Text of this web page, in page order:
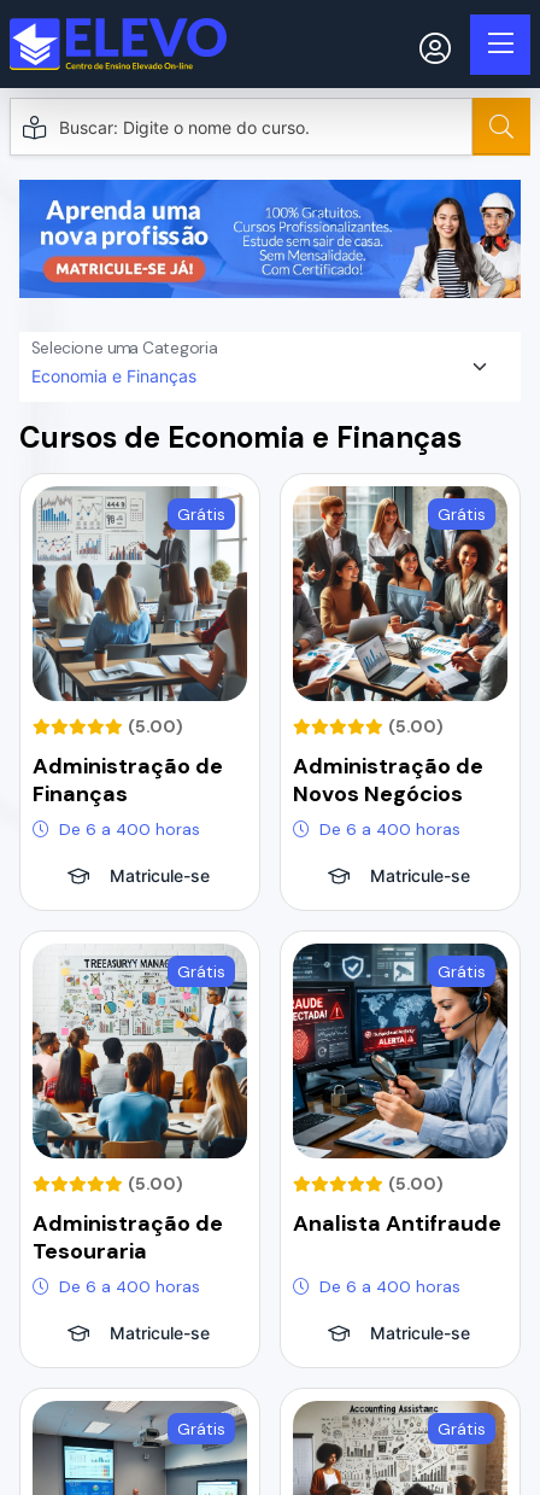
Selecione uma Categoria
Cursos de Economia e Finanças
Grátis
(5.00)
Administração de
Finanças
De 6 a 400 horas
Matricule-se
Grátis
(5.00)
Administração de
Novos Negócios
De 6 a 400 horas
Matricule-se
Grátis
(5.00)
Administração de
Tesouraria
De 6 a 400 horas
Matricule-se
Grátis
(5.00)
Analista Antifraude
De 6 a 400 horas
Matricule-se
Grátis Grátis